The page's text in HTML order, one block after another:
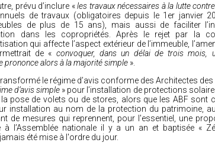
prévu d’inclure «les travaux nécessaires à la lutte
de travaux (obligatoires depuis le 1er janvier
de plus de 15 ans), mais aussi de faciliter
dans les copropriétés. Après le rejet par la
qui affecte l’aspect extérieur de l’immeuble,
de « convoquer, dans un délai de trois mois,
prononce alors à la majorité simple ».
le régime d’avis conforme des Architectes
d’avis simple » pour l’installation de protections
la pose de volets ou de stores, alors que les ABF sont
installation au nom de la protection du patrimoine,
de mesures qui reprennent, pour l'essentiel, une
à l’Assemblée nationale il y a un an et baptisée «
été mise à l'ordre du jour.